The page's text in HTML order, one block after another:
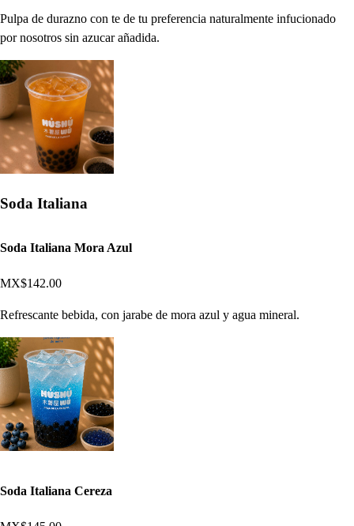
Pulpa de durazno con te de tu preferencia naturalmente infucionado
por nosotros sin azucar añadida.
Soda Italiana
Soda Italiana Mora Azul
MX$142.00
Refrescante bebida, con jarabe de mora azul y agua mineral.
Soda Italiana Cereza